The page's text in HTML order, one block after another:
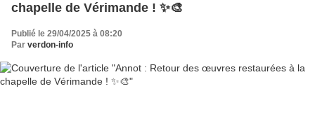
chapelle de Vérimande ! ✨🎨
Publié le 29/04/2025 à 08:20
Par verdon-info